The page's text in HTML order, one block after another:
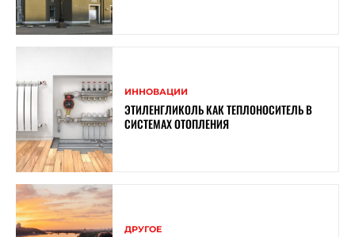
ИННОВАЦИИ
ЭТИЛЕНГЛИКОЛЬ КАК ТЕПЛОНОСИТЕЛЬ В
СИСТЕМАХ ОТОПЛЕНИЯ
ДРУГОЕ